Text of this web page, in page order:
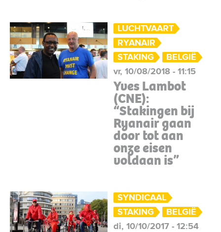
LUCHTVAART
RYANAIR
STAKING
BELGIË
vr, 10/08/2018 - 11:15
Yves Lambot
(CNE):
“Stakingen bij
Ryanair gaan
door tot aan
onze eisen
voldaan is”
SYNDICAAL
STAKING
BELGIË
di, 10/10/2017 - 12:54